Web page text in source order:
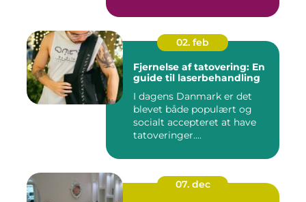
02. feb
Fjernelse af tatovering: En
guide til laserbehandling
I dagens Danmark er det
blevet både populært og
socialt accepteret at have
tatoveringer....
07. dec